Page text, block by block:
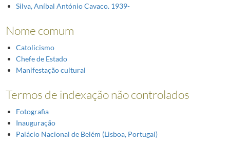
Silva, Aníbal António Cavaco. 1939-
Nome comum
Catolicismo
Chefe de Estado
Manifestação cultural
Termos de indexação não controlados
Fotografia
Inauguração
Palácio Nacional de Belém (Lisboa, Portugal)